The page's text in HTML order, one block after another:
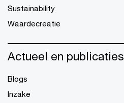
Sustainability
Waardecreatie
Actueel en publicaties
Blogs
Inzake